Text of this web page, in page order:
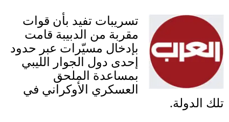
تسريبات تفيد بأن قوات
مقربة من الدبيبة قامت
بإدخال مسيّرات عبر حدود
إحدى دول الجوار الليبي
بمساعدة الملحق
العسكري الأوكراني في
تلك الدولة.